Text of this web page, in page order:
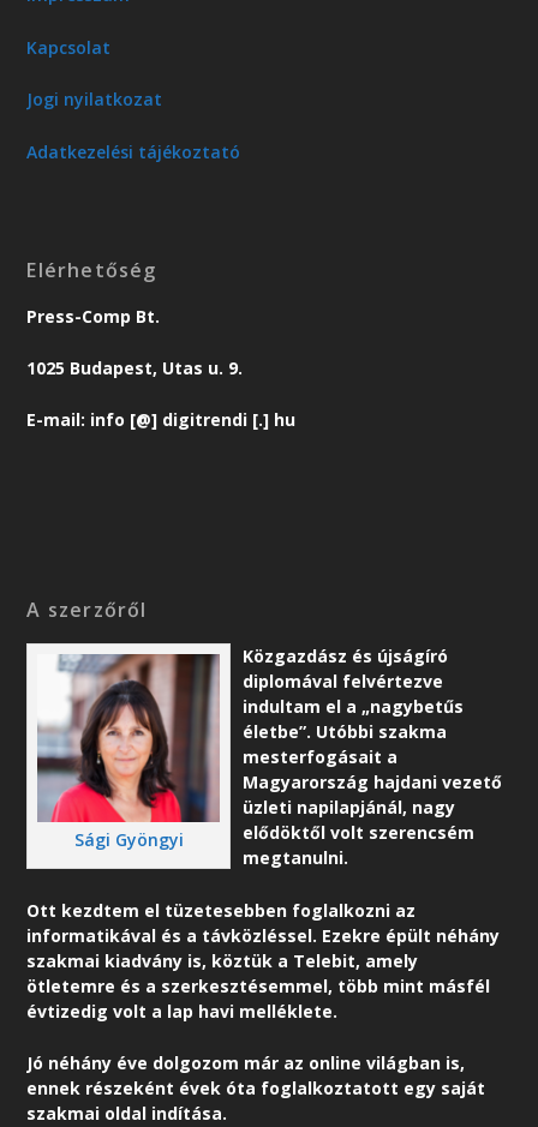
Kapcsolat
Jogi nyilatkozat
Adatkezelési tájékoztató
Elérhetőség
Press-Comp Bt.
1025 Budapest, Utas u. 9.
E-mail: info [@] digitrendi [.] hu
A szerzőről
Sági Gyöngyi
Közgazdász és újságíró
diplomával felvértezve
indultam el a „nagybetűs
életbe”. Utóbbi szakma
mesterfogásait a
Magyarország hajdani vezető
üzleti napilapjánál, nagy
elődöktől volt szerencsém
megtanulni.
Ott kezdtem el tüzetesebben foglalkozni az
informatikával és a távközléssel. Ezekre épült néhány
szakmai kiadvány is, köztük a Telebit, amely
ötletemre és a szerkesztésemmel, több mint másfél
évtizedig volt a lap havi melléklete.
Jó néhány éve dolgozom már az online világban is,
ennek részeként évek óta foglalkoztatott egy saját
szakmai oldal indítása.